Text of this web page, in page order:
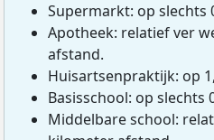
Supermarkt: op slechts
Apotheek: relatief ver
afstand.
Huisartsenpraktijk: op
Basisschool: op slechts
Middelbare school: